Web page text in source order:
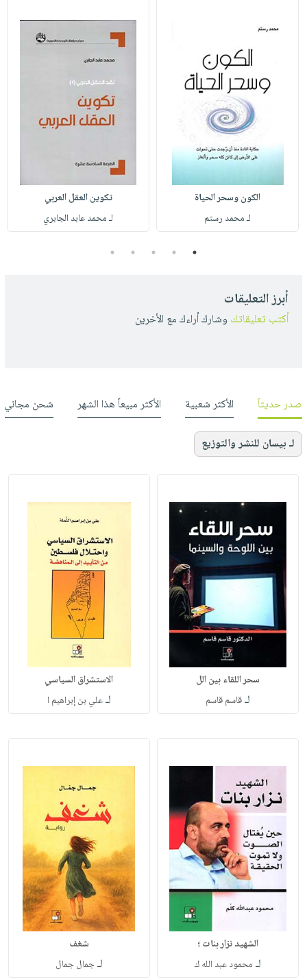
الكون وسحر الحياة
لـ محمد رستم
تكوين العقل العربي
لـ محمد عابد الجابري
1
2
3
4
5
أبرز التعليقات
أكتب تعليقاتك وشارك أراءك مع الأخرين
صدر حديثاً الأكثر شعبية الأكثر مبيعاً هذا الشهر شحن مجاني
لـ بيسان للنشر والتوزيع
سحر اللقاء بين الل
لـقاسم قاسم
الاستشراق السياسي
لـعلي بن إبراهيم ا
الشهيد نزار بنات ؛
لـ محمود عبد الله ك
شغف
لـجمال جمال